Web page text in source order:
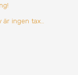
ingen tax…